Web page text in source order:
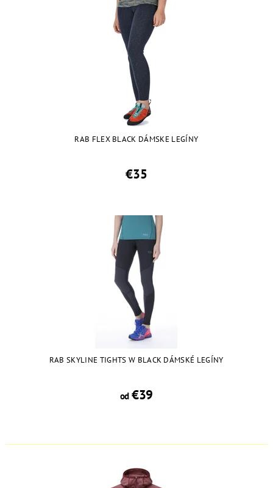
RAB FLEX BLACK DÁMSKE LEGÍNY
€35
RAB SKYLINE TIGHTS W BLACK DÁMSKÉ LEGÍNY
od€39